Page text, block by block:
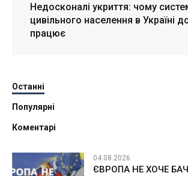
Недосконалі укриття: чому
цивільного населення в Україні
працює
Останні
Популярні
Коментарі
04.08.2026
ЄВРОПА НЕ ХОЧЕ